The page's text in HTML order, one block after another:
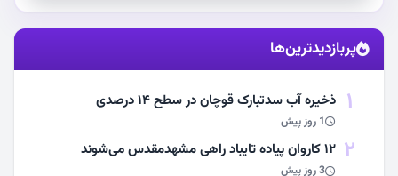
استقبال از آقای شهید ایران
مشاهده اخبار
پربازدیدترین‌ها
1 ذخیره آب سدتبارک قوچان در سطح ۱۴ درصدی
1 روز پیش
2 ۱۲ کاروان پیاده تایباد راهی مشهدمقدس می‌شوند
3 روز پیش